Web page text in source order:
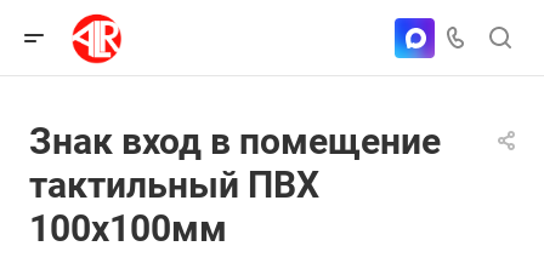
Знак вход в помещение
тактильный ПВХ
100х100мм